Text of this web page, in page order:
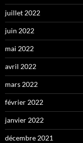
juillet 2022
juin 2022
mai 2022
avril 2022
mars 2022
février 2022
janvier 2022
décembre 2021